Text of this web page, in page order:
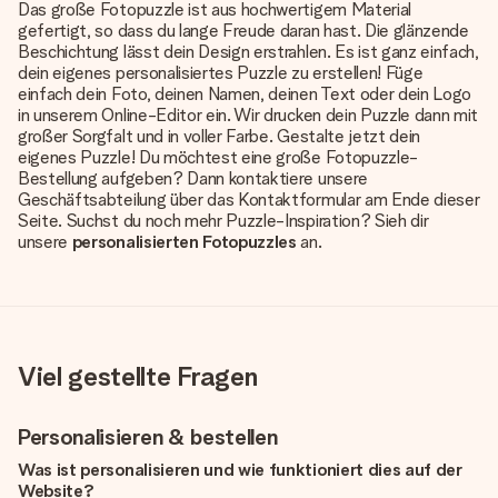
Das große Fotopuzzle ist aus hochwertigem Material
gefertigt, so dass du lange Freude daran hast. Die glänzende
Beschichtung lässt dein Design erstrahlen. Es ist ganz einfach,
dein eigenes personalisiertes Puzzle zu erstellen! Füge
einfach dein Foto, deinen Namen, deinen Text oder dein Logo
in unserem Online-Editor ein. Wir drucken dein Puzzle dann mit
großer Sorgfalt und in voller Farbe. Gestalte jetzt dein
eigenes Puzzle! Du möchtest eine große Fotopuzzle-
Bestellung aufgeben? Dann kontaktiere unsere
Geschäftsabteilung über das Kontaktformular am Ende dieser
Seite. Suchst du noch mehr Puzzle-Inspiration? Sieh dir
unsere personalisierten Fotopuzzles an.
Viel gestellte Fragen
Personalisieren & bestellen
Was ist personalisieren und wie funktioniert dies auf der
Website?